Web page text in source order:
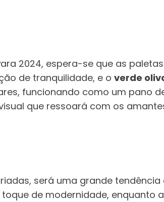
2024, espera-se que as
de tranquilidade, e o verde
funcionando como um pano
que ressoará com os
será uma grande tendência
de modernidade, enquanto